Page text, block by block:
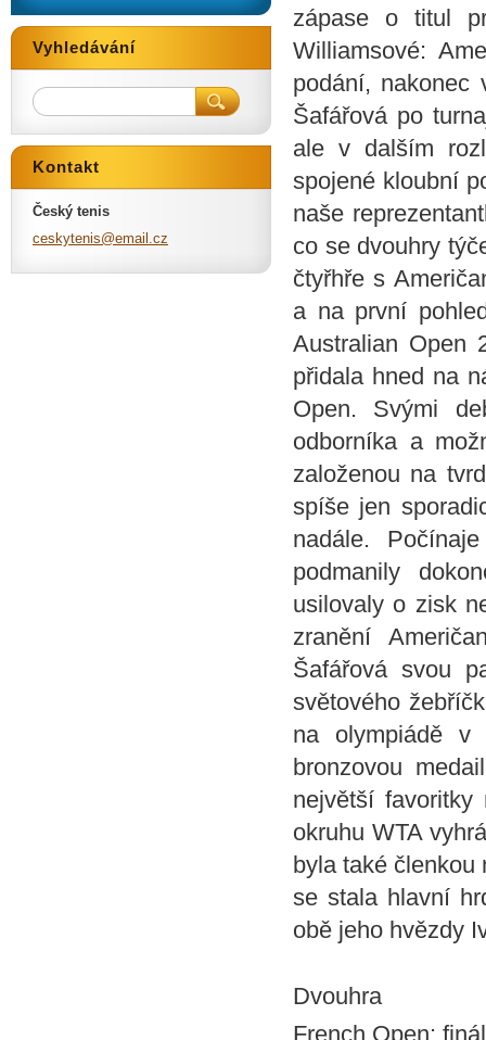
zápase o titul
Williamsové:
podání, nakonec
Šafářová po
ale v dalším
spojené kloubní
naše
co se dvouhry
čtyřhře s
a na první
Australian Open
přidala hned na
Open. Svými
odborníka a
založenou na
spíše jen
nadále.
podmanily
usilovaly o zisk
zranění
Šafářová svou
světového
na olympiádě v
bronzovou
největší favoritky
okruhu WTA
byla také členkou
se stala hlavní
obě jeho hvězdy
Dvouhra
French Open:
Vyhledávání
Kontakt
Český tenis
ceskytenis@email .cz